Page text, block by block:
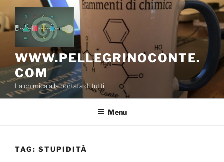
Salta
al
contenuto
WWW.PELLEGRINOCONTE.
COM
La chimica alla portata di tutti
Menu
TAG: STUPIDITÀ